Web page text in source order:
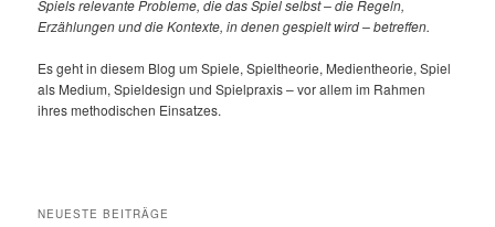
Spiels relevante Probleme, die das Spiel selbst – die Regeln,
Erzählungen und die Kontexte, in denen gespielt wird – betreffen.
Es geht in diesem Blog um Spiele, Spieltheorie, Medientheorie, Spiel
als Medium, Spieldesign und Spielpraxis – vor allem im Rahmen
ihres methodischen Einsatzes.
NEUESTE BEITRÄGE